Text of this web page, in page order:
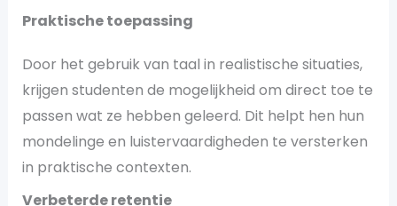
Praktische toepassing
Door het gebruik van taal in realistische situaties,
krijgen studenten de mogelijkheid om direct toe te
passen wat ze hebben geleerd. Dit helpt hen hun
mondelinge en luistervaardigheden te versterken
in praktische contexten.
Verbeterde retentie